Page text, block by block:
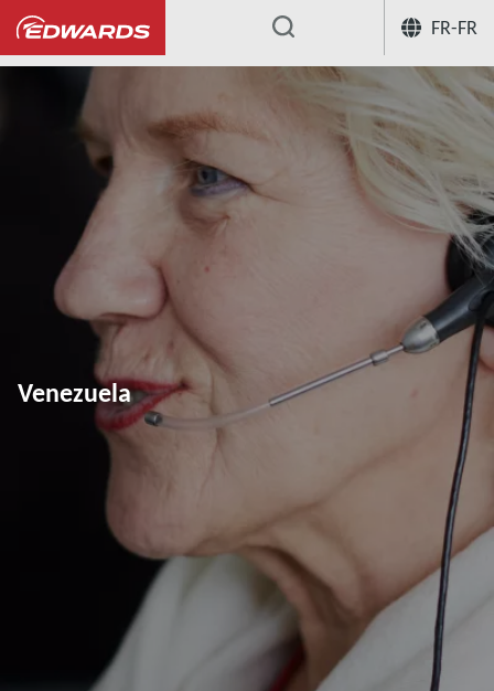
FR-FR
...
Venezuela